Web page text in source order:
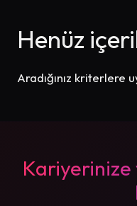
Henüz
Aradığınız kriterlere
Kariyerinize